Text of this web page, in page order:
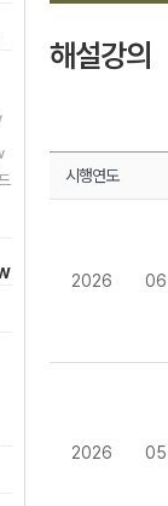
해설강의
시행연도
2026
2026